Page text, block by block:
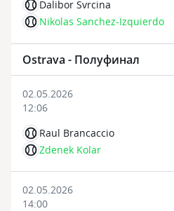
Dalibor Svrcina
Nikolas Sanchez-Izquierdo
Ostrava - Полуфинал
02.05.2026
12:06
Raul Brancaccio
Zdenek Kolar
02.05.2026
14:00